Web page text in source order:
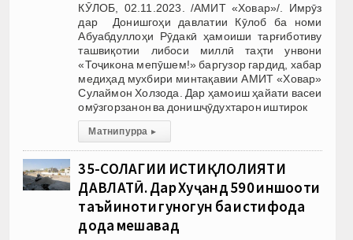
КӮЛОБ, 02.11.2023. /АМИТ «Ховар»/. Имрӯз
дар Донишгоҳи давлатии Кӯлоб ба номи
Абуабдуллоҳи Рӯдакӣ ҳамоиши тарғиботиву
ташвиқотии либоси миллӣ таҳти унвони
«Тоҷикона мепӯшем!» баргузор гардид, хабар
медиҳад мухбири минтақавии АМИТ «Ховар»
Сулаймон Холзода. Дар ҳамоиш ҳайати васеи
омӯзгорзанон ва донишҷӯдухтарон иштирок
Матни пурра ▸
35-СОЛАГИИ ИСТИҚЛОЛИЯТИ
ДАВЛАТӢ. Дар Хуҷанд 590 иншооти
таъйиноти гуногун ба истифода
дода мешавад